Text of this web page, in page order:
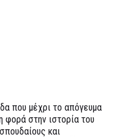
που μέχρι το απόγευμα
φορά στην ιστορία του
και